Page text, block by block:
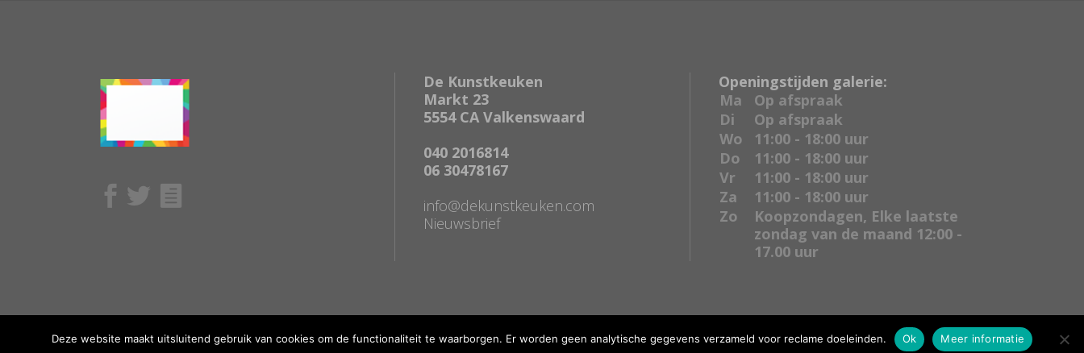
De Kunstkeuken
Markt 23
5554 CA Valkenswaard
040 2016814
06 30478167
info@dekunstkeuken.com
Nieuwsbrief
Openingstijden galerie:
Ma
Op afspraak
Di
Op afspraak
Wo
11:00 - 18:00 uur
Do
11:00 - 18:00 uur
Vr
11:00 - 18:00 uur
Za
11:00 - 18:00 uur
Zo
Koopzondagen, Elke laatste
zondag van de maand 12:00 -
17.00 uur
Copyright De kunstkeuken | Realisatie door Bas Kierkels
Deze website maakt uitsluitend gebruik van cookies om de functionaliteit te waarborgen. Er worden geen analytische gegevens verzameld voor reclame doeleinden. Ok Meer informatie